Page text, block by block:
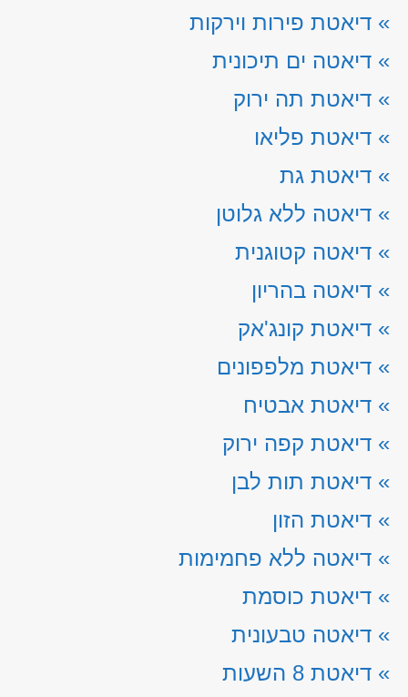
» דיאטת פירות וירקות
» דיאטה ים תיכונית
» דיאטת תה ירוק
» דיאטת פליאו
» דיאטת גת
» דיאטה ללא גלוטן
» דיאטה קטוגנית
» דיאטה בהריון
» דיאטת קונג'אק
» דיאטת מלפפונים
» דיאטת אבטיח
» דיאטת קפה ירוק
» דיאטת תות לבן
» דיאטת הזון
» דיאטה ללא פחמימות
» דיאטת כוסמת
» דיאטה טבעונית
» דיאטת 8 השעות